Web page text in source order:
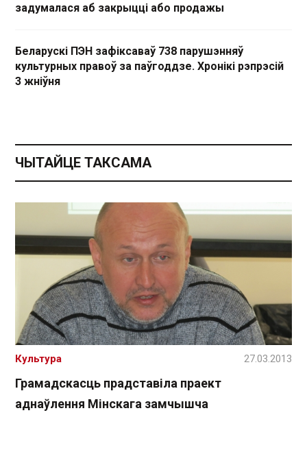
задумалася аб закрыцці або продажы
Беларускі ПЭН зафіксаваў 738 парушэнняў
культурных правоў за паўгоддзе. Хронікі рэпрэсій
3 жніўня
ЧЫТАЙЦЕ ТАКСАМА
Грамадскасць прадставіла праект
аднаўлення Мінскага замчышча
Культура 27.03.2013